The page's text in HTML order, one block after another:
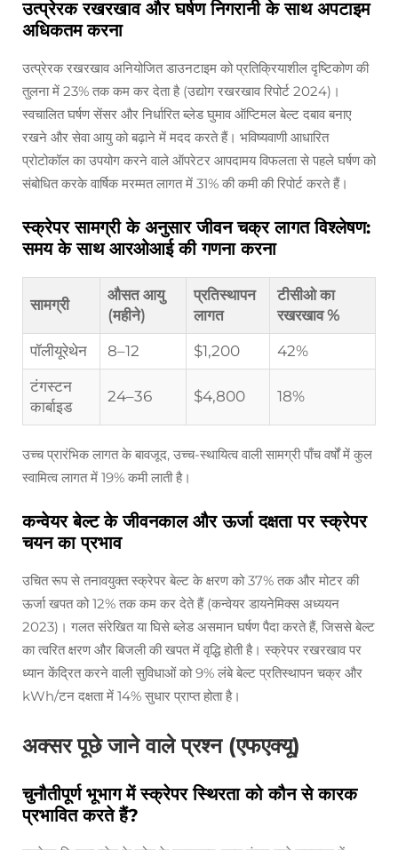
उत्प्रेरक रखरखाव और घर्षण निगरानी के साथ अपटाइम
अधिकतम करना
उत्प्रेरक रखरखाव अनियोजित डाउनटाइम को प्रतिक्रियाशील दृष्टिकोण की
तुलना में 23% तक कम कर देता है (उद्योग रखरखाव रिपोर्ट 2024)।
स्वचालित घर्षण सेंसर और निर्धारित ब्लेड घुमाव ऑप्टिमल बेल्ट दबाव बनाए
रखने और सेवा आयु को बढ़ाने में मदद करते हैं। भविष्यवाणी आधारित
प्रोटोकॉल का उपयोग करने वाले ऑपरेटर आपदामय विफलता से पहले घर्षण को
संबोधित करके वार्षिक मरम्मत लागत में 31% की कमी की रिपोर्ट करते हैं।
स्क्रेपर सामग्री के अनुसार जीवन चक्र लागत विश्लेषण:
समय के साथ आरओआई की गणना करना
सामग्री
औसत आयु
(महीने)
प्रतिस्थापन
लागत
टीसीओ का
रखरखाव %
पॉलीयूरेथेन
8–12 $1,200
42%
टंगस्टन
कार्बाइड
24–36 $4,800 18%
उच्च प्रारंभिक लागत के बावजूद, उच्च-स्थायित्व वाली सामग्री पाँच वर्षों में कुल
स्वामित्व लागत में 19% कमी लाती है।
कन्वेयर बेल्ट के जीवनकाल और ऊर्जा दक्षता पर स्क्रेपर
चयन का प्रभाव
उचित रूप से तनावयुक्त स्क्रेपर बेल्ट के क्षरण को 37% तक और मोटर की
ऊर्जा खपत को 12% तक कम कर देते हैं (कन्वेयर डायनेमिक्स अध्ययन
2023)। गलत संरेखित या घिसे ब्लेड असमान घर्षण पैदा करते हैं, जिससे बेल्ट
का त्वरित क्षरण और बिजली की खपत में वृद्धि होती है। स्क्रेपर रखरखाव पर
ध्यान केंद्रित करने वाली सुविधाओं को 9% लंबे बेल्ट प्रतिस्थापन चक्र और
kWh/टन दक्षता में 14% सुधार प्राप्त होता है।
अक्सर पूछे जाने वाले प्रश्न (एफएक्यू)
चुनौतीपूर्ण भूभाग में स्क्रेपर स्थिरता को कौन से कारक
प्रभावित करते हैं?